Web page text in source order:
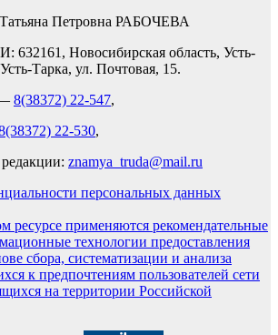
Петровна РАБОЧЕВА
Новосибирская область, Усть-
Тарка, ул. Почтовая, 15.
8(38372) 22-547,
22-530,
znamya_truda@mail.ru
персональных данных
ресурсе применяются рекомендательные
технологии предоставления
сбора, систематизации и анализа
к предпочтениям пользователей сети
на территории Российской